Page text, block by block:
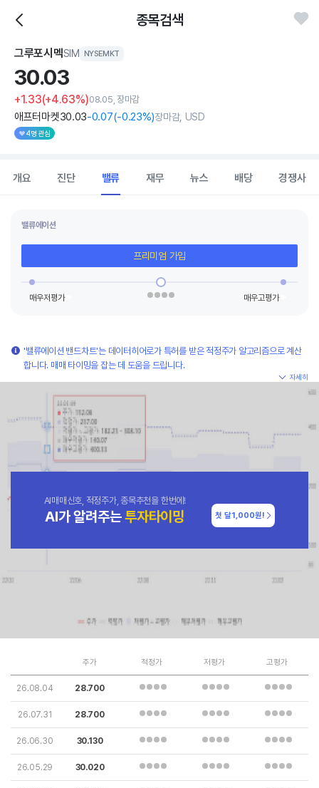
종목검색
그루포시멕SIM NYSEMKT
30.03
+1.33(+4.63%)08.05, 장마감
애프터마켓30.03-0.07(-0.23%)장마감, USD
4명 관심
개요 진단 밸류 재무 뉴스 배당 경쟁사
밸류에이션
프리미엄 가입
'밸류에이션 밴드차트'는 데이터히어로가 특허를 받은 적정주가 알고리즘으로 계산
합니다. 매매 타이밍을 잡는 데 도움을 드립니다.
자세히
AI매매신호, 적정주가, 종목추천을 한번에!
AI가 알려주는투자타이밍 첫 달1,000원!
주가 적정가 저평가 고평가
26.08.04 28.700
26.07.31 28.700
26.06.30 30.130
26.05.29 30.020